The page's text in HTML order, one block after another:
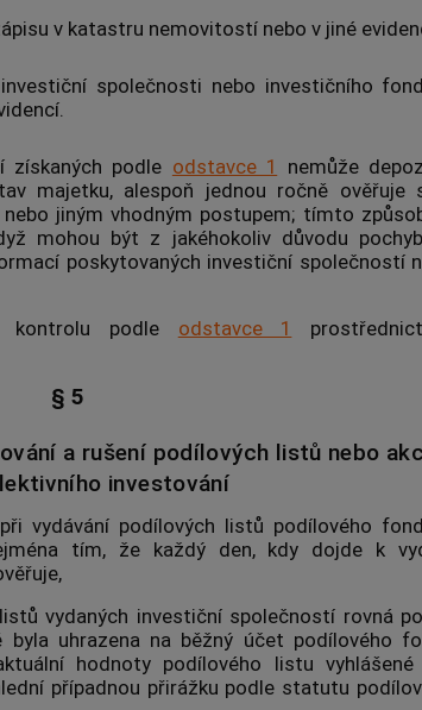
v katastru nemovitostí nebo v jiné
společnosti nebo investičního
získaných podle odstavce 1
nemůže
majetku, alespoň jednou ročně ověřuje
jiným vhodným postupem; tímto
mohou být z jakéhokoliv důvodu
poskytovaných investiční společností
kontrolu podle odstavce 1
§ 5
a rušení podílových listů nebo
investování
vydávání podílových listů podílového
tím, že každý den, kdy dojde k
vydaných investiční společností rovná
uhrazena na běžný účet podílového
hodnoty podílového listu vyhlášené
případnou přirážku podle statutu